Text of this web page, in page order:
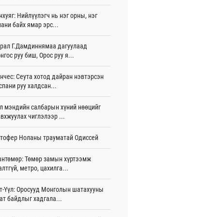
шигшээ баг Азийн наадам-д
бэлтгэлээ хангаж байна
цаг 30 мин
өөрчлөгдсөөр байна
цаг 45 мин
15-наас улсын дугаарын тэгш,
хорооллын арын замыг өнөөдөр
цагаас хаана
цаг 39 мин
дизель түлшний онцгой албан
тэглэлээ
15 цаг 58 мин
гүнж Евгени гурав дахь хүүхдээ
авлаа
15 цаг 50 мин
Нийлүүлэгч нь нэг орны, нэг
байх ямар эрс...
Г.Дамдиннямаа дагуулаад
руу биш, Орос руу я...
Сеута хотод дайран нэвтэрсэн
руу халдсан...
мэндийн салбарын хүний нөөцийг
чиглэлээр ...
Ноланы трауматай Одиссей
Төмөр замын хүртээмж
метро, цахилга...
Үүл: Оросууд Монголын шатахууны
байдлыг хадгала...